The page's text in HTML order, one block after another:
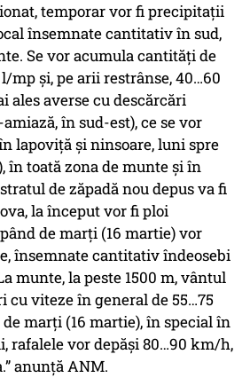
temporar vor fi precipitații
însemnate cantitativ în sud,
Se vor acumula cantități de
mp și, pe arii restrânse, 40…60
ales averse cu descărcări
în sud-est), ce se vor
lapoviță și ninsoare, luni spre
în toată zona de munte și în
de zăpadă nou depus va fi
la început vor fi ploi
de marți (16 martie) vor
însemnate cantitativ îndeosebi
munte, la peste 1500 m, vântul
cu viteze în general de 55…75
marți (16 martie), în special în
rafalele vor depăși 80…90 km/h,
anunță ANM.